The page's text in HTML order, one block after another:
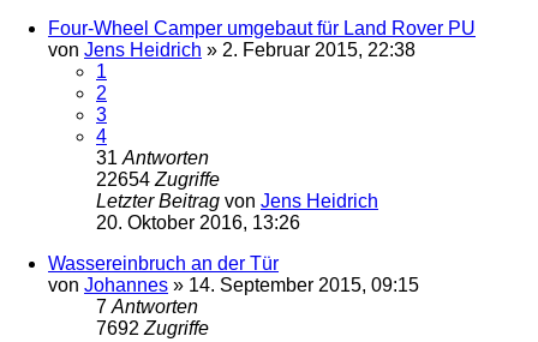
Four-Wheel Camper umgebaut für Land Rover PU
von Jens Heidrich » 2. Februar 2015, 22:38
1
2
3
4
31 Antworten
22654 Zugriffe
Letzter Beitrag von Jens Heidrich
20. Oktober 2016, 13:26
Wassereinbruch an der Tür
von Johannes » 14. September 2015, 09:15
7 Antworten
7692 Zugriffe